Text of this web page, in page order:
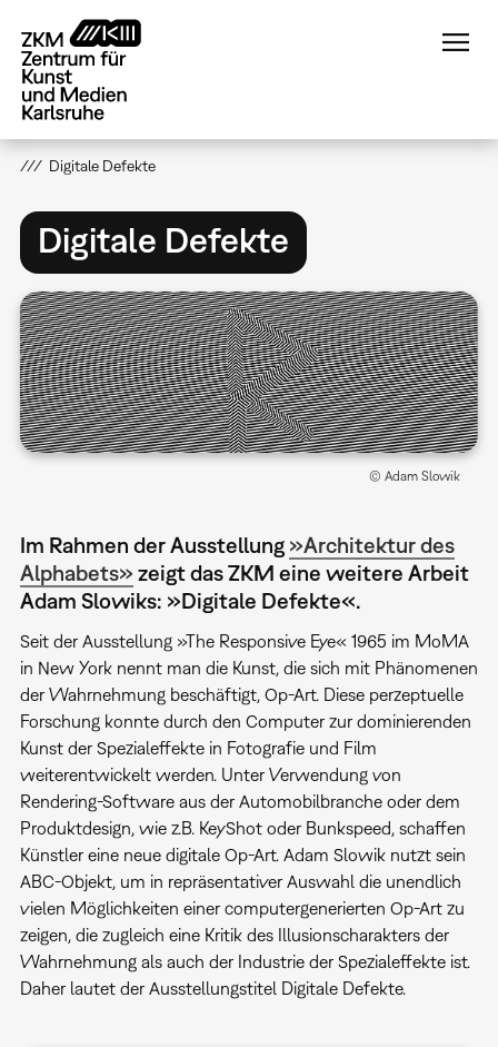
zum
Inhalt
Digitale Defekte
Digitale Defekte
© Adam Slowik
Im Rahmen der Ausstellung »Architektur des
Alphabets» zeigt das ZKM eine weitere Arbeit
Adam Slowiks: »Digitale Defekte«.
Seit der Ausstellung »The Responsive Eye« 1965 im MoMA
in New York nennt man die Kunst, die sich mit Phänomenen
der Wahrnehmung beschäftigt, Op-Art. Diese perzeptuelle
Forschung konnte durch den Computer zur dominierenden
Kunst der Spezialeffekte in Fotografie und Film
weiterentwickelt werden. Unter Verwendung von
Rendering-Software aus der Automobilbranche oder dem
Produktdesign, wie z.B. KeyShot oder Bunkspeed, schaffen
Künstler eine neue digitale Op-Art. Adam Slowik nutzt sein
ABC-Objekt, um in repräsentativer Auswahl die unendlich
vielen Möglichkeiten einer computergenerierten Op-Art zu
zeigen, die zugleich eine Kritik des Illusionscharakters der
Wahrnehmung als auch der Industrie der Spezialeffekte ist.
Daher lautet der Ausstellungstitel Digitale Defekte.